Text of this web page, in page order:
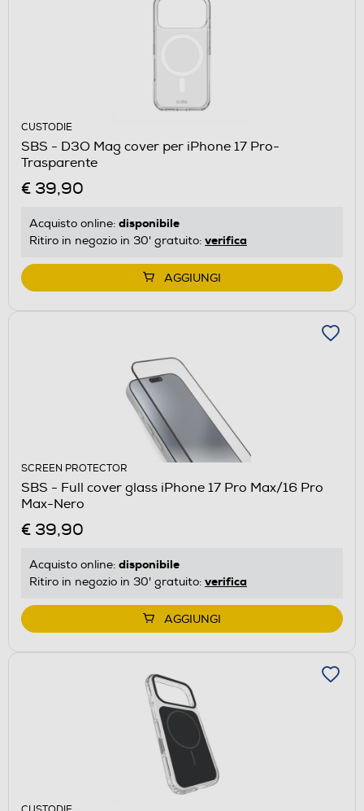
CUSTODIE
SBS - D3O Mag cover per iPhone 17 Pro-
Trasparente
€ 39,90
Acquisto online: disponibile
Ritiro in negozio in 30' gratuito: verifica
AGGIUNGI
SCREEN PROTECTOR
SBS - Full cover glass iPhone 17 Pro Max/16 Pro
Max-Nero
€ 39,90
Acquisto online: disponibile
Ritiro in negozio in 30' gratuito: verifica
AGGIUNGI